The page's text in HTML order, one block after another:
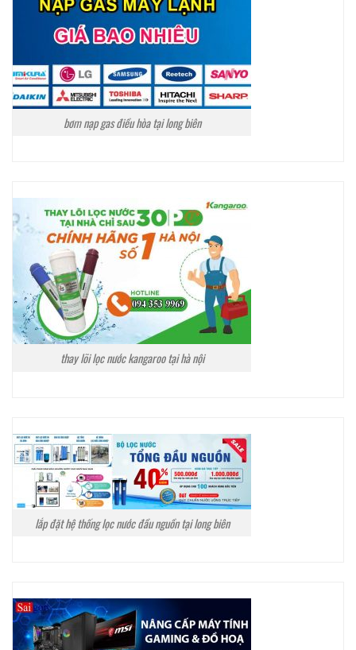
bơm nạp gas điều hòa tại long biên
thay lõi lọc nước kangaroo tại hà nội
lắp đặt hệ thống lọc nước đầu nguồn tại long biên